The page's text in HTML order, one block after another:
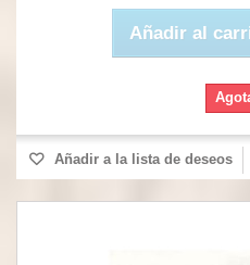
Añadir al
Añadir a la lista de deseos